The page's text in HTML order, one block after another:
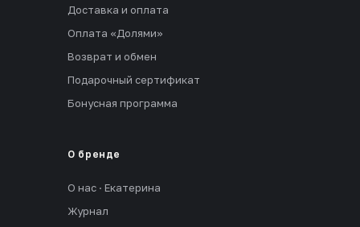
Доставка и оплата
Оплата «Долями»
Возврат и обмен
Подарочный сертификат
Бонусная программа
О бренде
О нас · Екатерина
Журнал